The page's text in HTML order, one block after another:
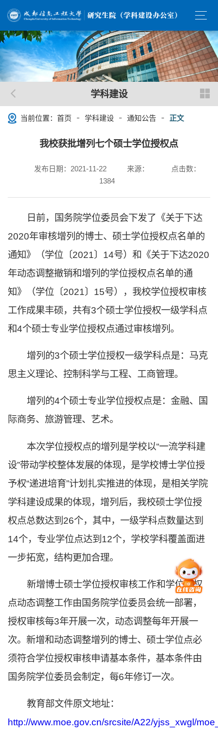
学科建设
当前位置：首页 学科建设 通知公告 正文
我校获批增列七个硕士学位授权点
发布日期：2021-11-22 来源：
点击数：
1384
日前，国务院学位委员会下发了《关于下达
2020年审核增列的博士、硕士学位授权点名单的
通知》（学位〔2021〕14号）和《关于下达2020
年动态调整撤销和增列的学位授权点名单的通
知》（学位〔2021〕15号），我校学位授权审核
工作成果丰硕，共有3个硕士学位授权一级学科点
和4个硕士专业学位授权点通过审核增列。
增列的3个硕士学位授权一级学科点是：马克
思主义理论、控制科学与工程、工商管理。
增列的4个硕士专业学位授权点是：金融、国
际商务、旅游管理、艺术。
本次学位授权点的增列是学校以“一流学科建
设”带动学校整体发展的体现，是学校博士学位授
予权“递进培育”计划扎实推进的体现，是相关学院
学科建设成果的体现，增列后，我校硕士学位授
权点总数达到26个，其中，一级学科点数量达到
14个，专业学位点达到12个，学校学科覆盖面进
一步拓宽，结构更加合理。
新增博士硕士学位授权审核工作和学位授权
点动态调整工作由国务院学位委员会统一部署，
授权审核每3年开展一次，动态调整每年开展一
次。新增和动态调整增列的博士、硕士学位点必
须符合学位授权审核申请基本条件，基本条件由
国务院学位委员会制定，每6年修订一次。
教育部文件原文地址：
http://www.moe.gov.cn/srcsite/A22/yjss_xwgl/